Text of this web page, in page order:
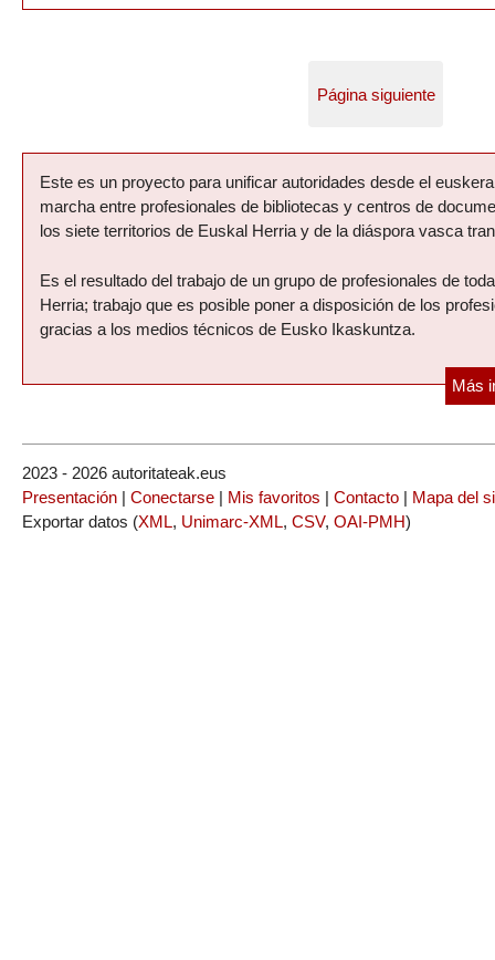
Página siguiente
Presentación del proyecto
Este es un proyecto para unificar autoridades desde el
marcha entre profesionales de bibliotecas y centros de
los siete territorios de Euskal Herria y de la diáspora vasca
Es el resultado del trabajo de un grupo de profesionales de
Herria; trabajo que es posible poner a disposición de los
gracias a los medios técnicos de Eusko Ikaskuntza.
Más
2023 - 2026 autoritateak.eus
Presentación | Conectarse | Mis favoritos | Contacto | Mapa del
Exportar datos (XML, Unimarc-XML, CSV, OAI-PMH)